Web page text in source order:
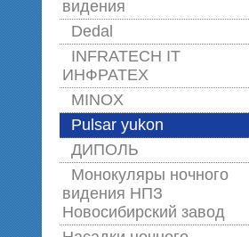
видения
Dedal
INFRATECH IT
ИНФРАТЕХ
MINOX
Pulsar yukon
ДИПОЛЬ
Монокуляры ночного
видения НПЗ
Новосибирский завод